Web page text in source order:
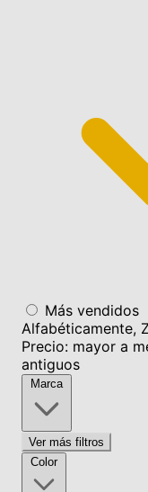
Más vendidos
Alfabéticamente,
Precio: mayor a
antiguos
Marca
Ver más filtros
Color